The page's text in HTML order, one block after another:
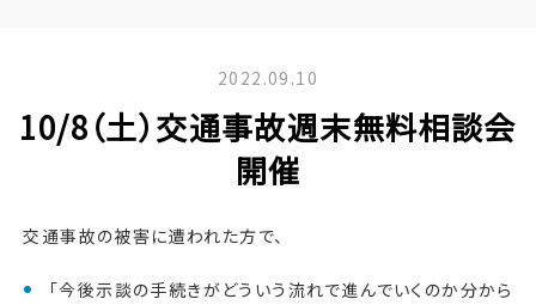
2022.09.10
10/8（土）交通事故週末無料相談会
開催
交通事故の被害に遭われた方で、
「今後示談の手続きがどういう流れで進んでいくのか分から